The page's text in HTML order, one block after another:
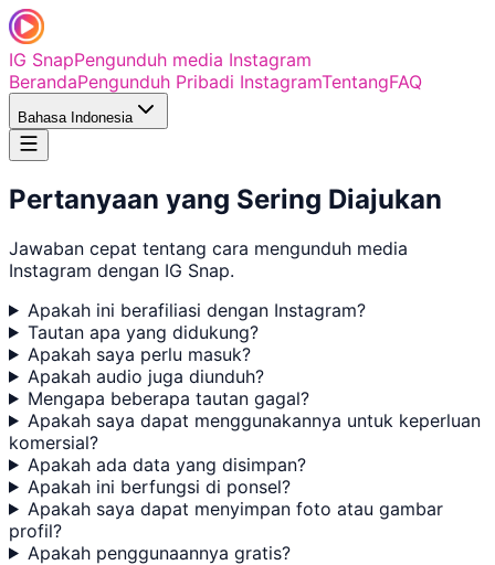
IG SnapPengunduh media Instagram
BerandaPengunduh Pribadi InstagramTentangFAQ
Bahasa Indonesia
Pertanyaan yang Sering Diajukan
Jawaban cepat tentang cara mengunduh media
Instagram dengan IG Snap.
Apakah ini berafiliasi dengan Instagram?
Tautan apa yang didukung?
Apakah saya perlu masuk?
Apakah audio juga diunduh?
Mengapa beberapa tautan gagal?
Apakah saya dapat menggunakannya untuk keperluan
komersial?
Apakah ada data yang disimpan?
Apakah ini berfungsi di ponsel?
Apakah saya dapat menyimpan foto atau gambar
profil?
Apakah penggunaannya gratis?